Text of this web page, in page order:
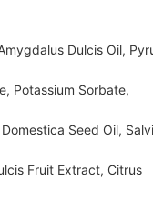
Dulcis Oil,
Potassium Sorbate,
Seed Oil,
Fruit Extract, Citrus